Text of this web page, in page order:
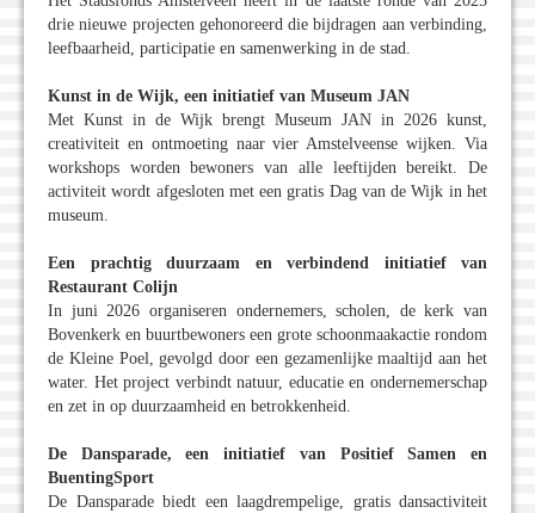
drie nieuwe projecten gehonoreerd die bijdragen aan verbinding,
leefbaarheid, participatie en samenwerking in de stad.
Kunst in de Wijk, een initiatief van Museum JAN
Met Kunst in de Wijk brengt Museum JAN in 2026 kunst,
creativiteit en ontmoeting naar vier Amstelveense wijken. Via
workshops worden bewoners van alle leeftijden bereikt. De
activiteit wordt afgesloten met een gratis Dag van de Wijk in het
museum.
Een prachtig duurzaam en verbindend initiatief van
Restaurant Colijn
In juni 2026 organiseren ondernemers, scholen, de kerk van
Bovenkerk en buurtbewoners een grote schoonmaakactie rondom
de Kleine Poel, gevolgd door een gezamenlijke maaltijd aan het
water. Het project verbindt natuur, educatie en ondernemerschap
en zet in op duurzaamheid en betrokkenheid.
De Dansparade, een initiatief van Positief Samen en
BuentingSport
De Dansparade biedt een laagdrempelige, gratis dansactiviteit